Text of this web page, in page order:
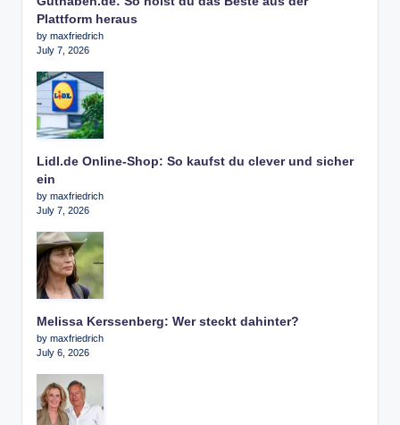
Plattform heraus
by maxfriedrich
July 7, 2026
Lidl.de Online-Shop: So kaufst du clever und sicher
ein
by maxfriedrich
July 7, 2026
Melissa Kerssenberg: Wer steckt dahinter?
by maxfriedrich
July 6, 2026